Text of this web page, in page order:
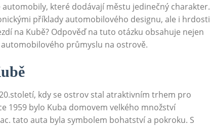
které‌ dodávají městu ‌jedinečný charakter.
příklady automobilového designu,⁢ ale i⁢ hrdosti
na Kubě? Odpověď ⁣na tuto otázku obsahuje nejen
průmyslu na ostrově.
kdy se ostrov stal‌ atraktivním trhem pro
1959 bylo Kuba domovem⁢ velkého množství
tato auta byla symbolem ‌bohatství ⁣a pokroku.​ S‌